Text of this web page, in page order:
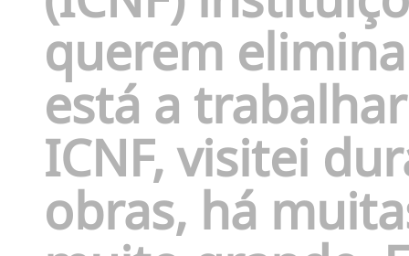
querem
está a
ICNF, visitei
obras, há